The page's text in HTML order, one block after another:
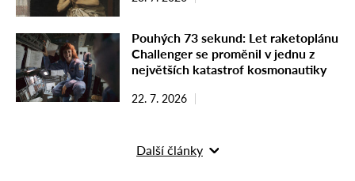
Pouhých 73 sekund: Let raketoplánu
Challenger se proměnil v jednu z
největších katastrof kosmonautiky
22. 7. 2026
Další články